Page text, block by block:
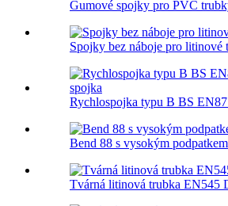
Gumové spojky pro PVC
Spojky bez náboje pro litinové
Rychlospojka typu B BS
Bend 88 s vysokým
Tvárná litinová trubka EN545